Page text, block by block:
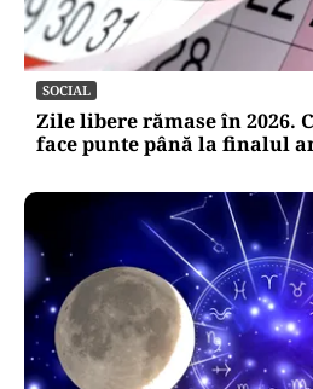
SOCIAL
Zile libere rămase în 2026.
face punte până la finalul